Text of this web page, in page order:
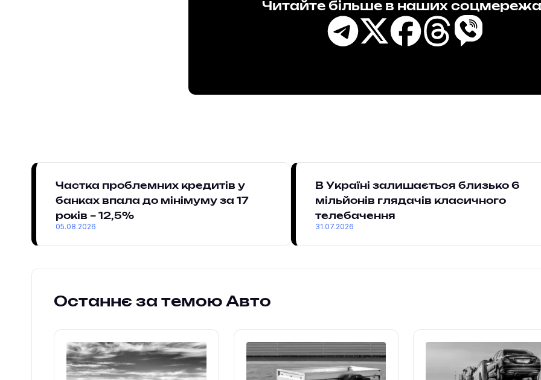
Читайте більше в наших
Частка проблемних кредитів у
банках впала до мінімуму за 17
років – 12,5%
05.08.2026
В Україні залишається близько 6
мільйонів глядачів класичного
телебачення
31.07.2026
Останнє за темою Авто